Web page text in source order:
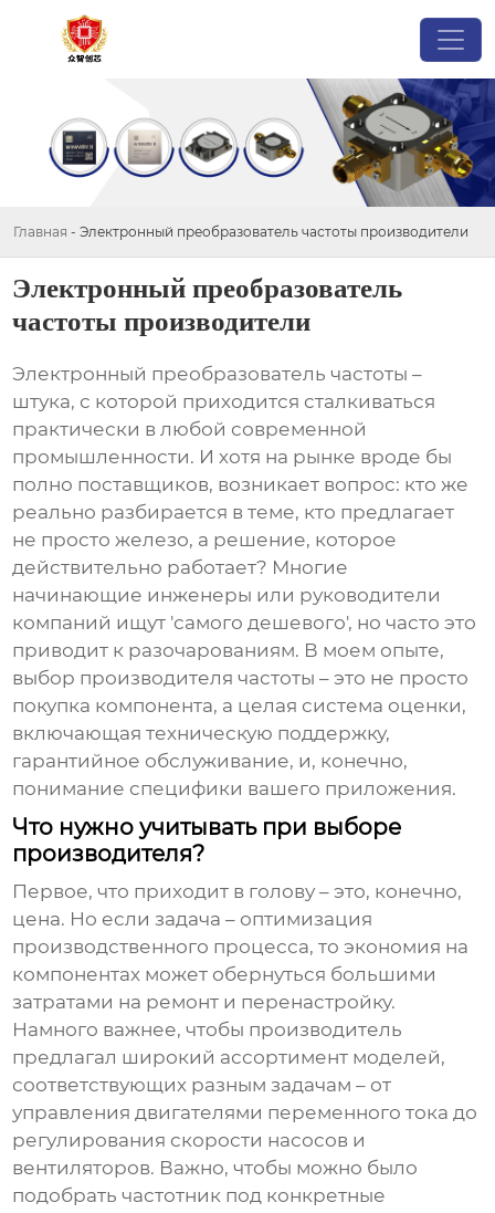
Главная - Электронный преобразователь частоты производители
Электронный преобразователь
частоты производители
Электронный преобразователь частоты –
штука, с которой приходится сталкиваться
практически в любой современной
промышленности. И хотя на рынке вроде бы
полно поставщиков, возникает вопрос: кто же
реально разбирается в теме, кто предлагает
не просто железо, а решение, которое
действительно работает? Многие
начинающие инженеры или руководители
компаний ищут 'самого дешевого', но часто это
приводит к разочарованиям. В моем опыте,
выбор производителя частоты – это не просто
покупка компонента, а целая система оценки,
включающая техническую поддержку,
гарантийное обслуживание, и, конечно,
понимание специфики вашего приложения.
Что нужно учитывать при выборе
производителя?
Первое, что приходит в голову – это, конечно,
цена. Но если задача – оптимизация
производственного процесса, то экономия на
компонентах может обернуться большими
затратами на ремонт и перенастройку.
Намного важнее, чтобы производитель
предлагал широкий ассортимент моделей,
соответствующих разным задачам – от
управления двигателями переменного тока до
регулирования скорости насосов и
вентиляторов. Важно, чтобы можно было
подобрать частотник под конкретные